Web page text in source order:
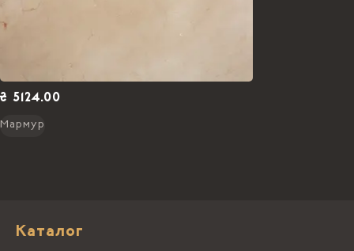
₴ 5124.00
Мармур
Каталог